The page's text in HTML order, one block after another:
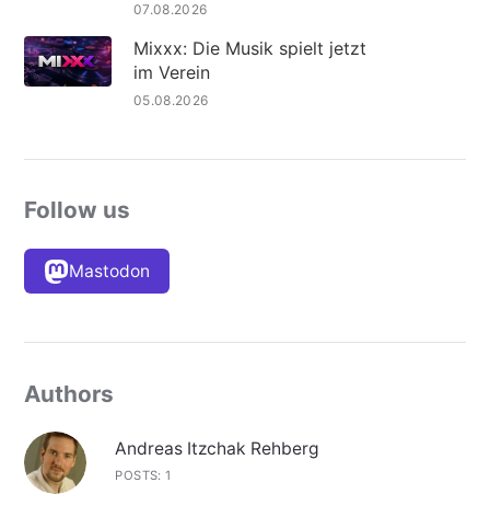
07.08.2026
Mixxx: Die Musik spielt jetzt
im Verein
05.08.2026
Follow us
Mastodon
Authors
Andreas Itzchak Rehberg
POSTS: 1